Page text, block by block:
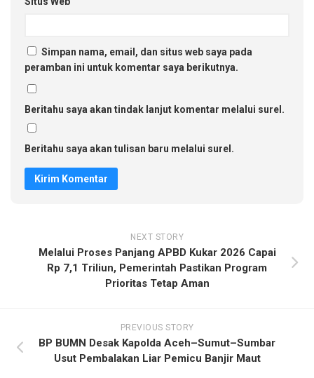
Simpan nama, email, dan situs web saya pada
peramban ini untuk komentar saya berikutnya.
Beritahu saya akan tindak lanjut komentar melalui surel.
Beritahu saya akan tulisan baru melalui surel.
NEXT STORY
Melalui Proses Panjang APBD Kukar 2026 Capai
Rp 7,1 Triliun, Pemerintah Pastikan Program
Prioritas Tetap Aman
PREVIOUS STORY
BP BUMN Desak Kapolda Aceh–Sumut–Sumbar
Usut Pembalakan Liar Pemicu Banjir Maut